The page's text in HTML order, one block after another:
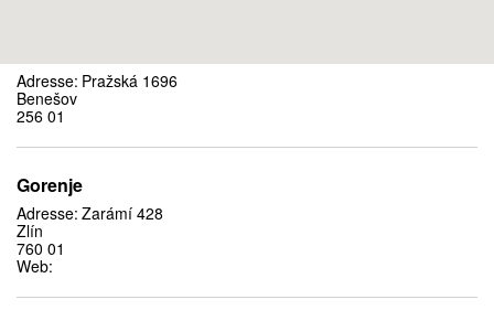
Adresse: Pražská 1696
Benešov
256 01
Gorenje
Adresse: Zarámí 428
Zlín
760 01
Web: